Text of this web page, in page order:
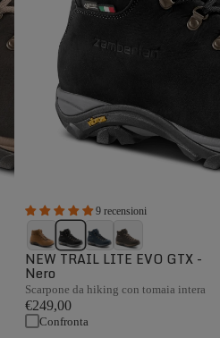
9 recensioni
NEW TRAIL LITE EVO GTX -
Nero
Scarpone da hiking con tomaia intera
€249,00
Confronta